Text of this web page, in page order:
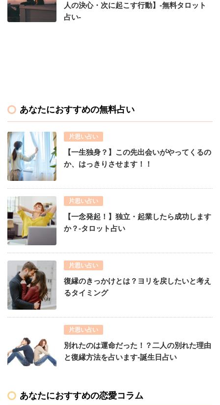
人の決心・次に起こす行動】-無料タロット
占い-
あなたにおすすめの無料占い
片思い占い
【一生独身？】この先出会いがやってくるの
か、はっきりさせます！！
片思い占い
【一念発起！】独立・起業したら成功します
か？-タロット占い
片思い占い
復縁のきっかけとは？ヨリを戻したいと考え
るタイミング
片思い占い
別れたのは運命だった！？二人の別れた理由
と復縁方法を占います-誕生日占い
あなたにおすすめの恋愛コラム